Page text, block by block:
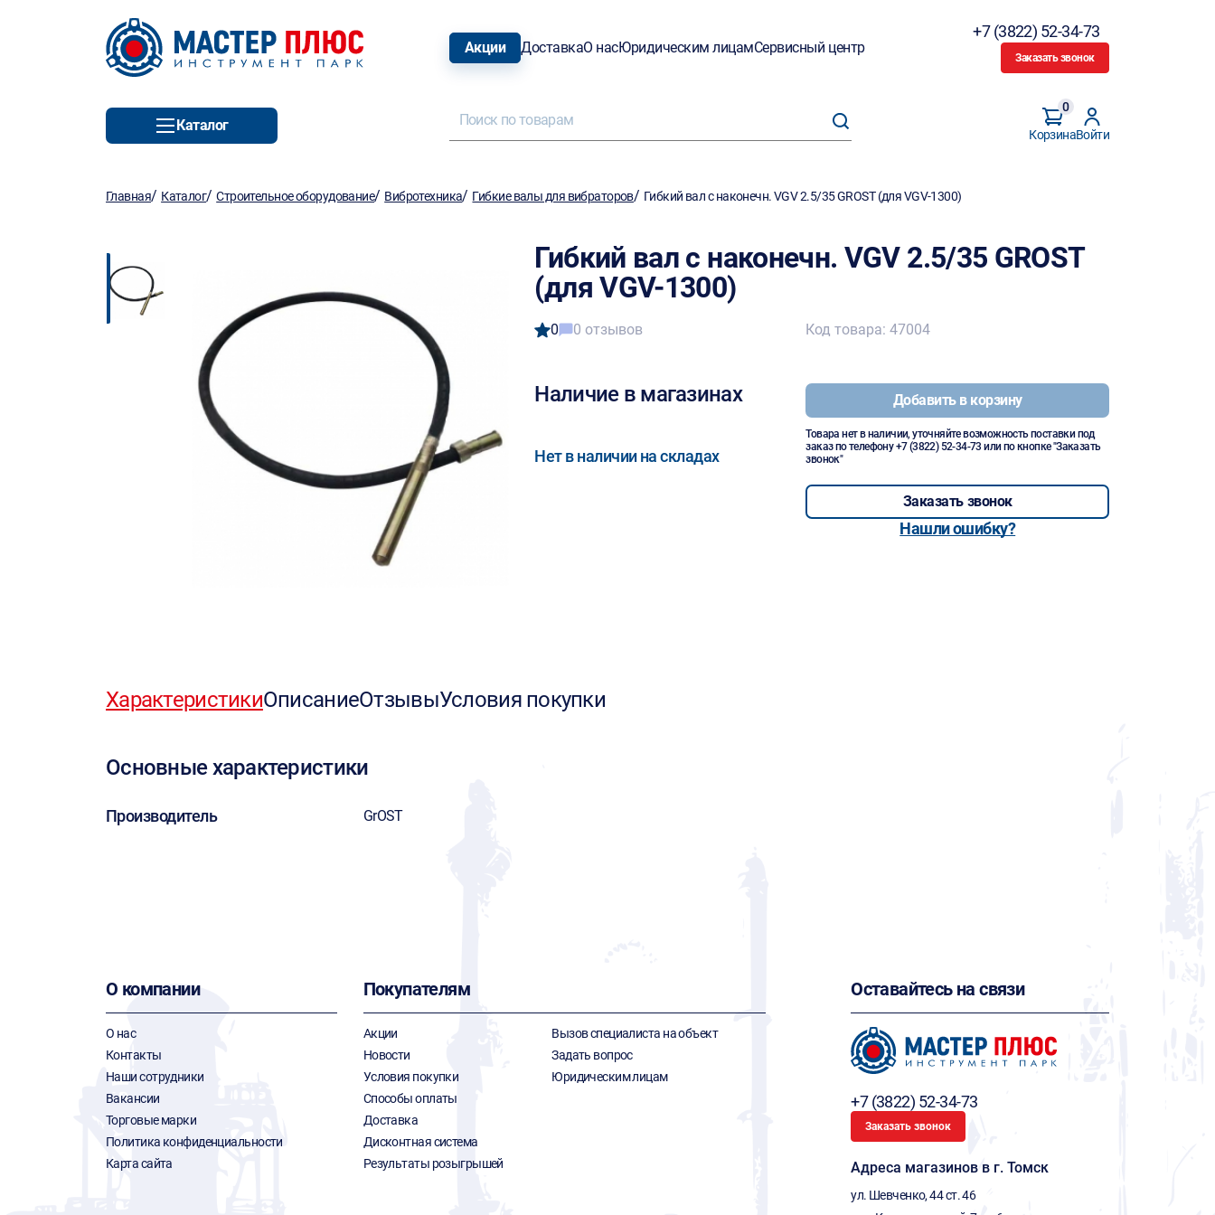
Акции ДоставкаО насЮридическим лицамСервисный центр
+7 (3822) 52-34-73
Заказать звонок
Каталог
Корзина
0
Войти
Главная/ Каталог/Строительное оборудование/ Вибротехника/ Гибкие валы для вибраторов/ Гибкий вал с наконечн. VGV 2.5/35 GROST (для VGV-1300)
Гибкий вал с наконечн. VGV 2.5/35 GROST
(для VGV-1300)
0 0 отзывов
Наличие в магазинах
Нет в наличии на складах
Код товара: 47004
Добавить в корзину
Товара нет в наличии, уточняйте возможность поставки под
заказ по телефону+7 (3822) 52-34-73 или по кнопке "Заказать
звонок"
Заказать звонок
Нашли ошибку?
ХарактеристикиОписаниеОтзывыУсловия покупки
Основные характеристики
Производитель GrOST
О компании
О нас
Контакты
Наши сотрудники
Вакансии
Торговые марки
Политика конфиденциальности
Карта сайта
Покупателям
Акции
Новости
Условия покупки
Способы оплаты
Доставка
Дисконтная система
Результаты розыгрышей
Вызов специалиста на объект
Задать вопрос
Юридическим лицам
Оставайтесь на связи
+7 (3822) 52-34-73
Заказать звонок
Адреса магазинов в г. Томск
ул. Шевченко, 44 ст. 46